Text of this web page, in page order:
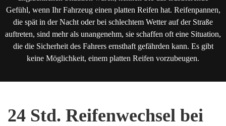
Gefühl, wenn Ihr Fahrzeug einen platten Reifen hat. Reifenpannen,
die spät in der Nacht oder bei schlechtem Wetter auf der Straße
auftreten, sind mehr als unangenehm, sie schaffen oft eine Situation,
die die Sicherheit des Fahrers ernsthaft gefährden kann. Es gibt
keine Möglichkeit, einem platten Reifen vorzubeugen.
24 Std. Reifenwechsel bei